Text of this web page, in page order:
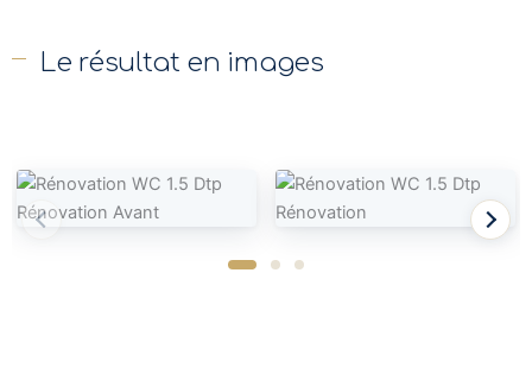
Le résultat en images